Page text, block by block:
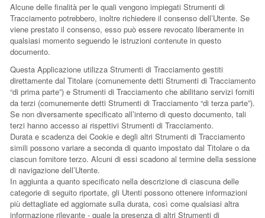
Alcune delle finalità per le quali vengono impiegati Strumenti di
Tracciamento potrebbero, inoltre richiedere il consenso dell’Utente. Se
viene prestato il consenso, esso può essere revocato liberamente in
qualsiasi momento seguendo le istruzioni contenute in questo
documento.
Questa Applicazione utilizza Strumenti di Tracciamento gestiti
direttamente dal Titolare (comunemente detti Strumenti di Tracciamento
“di prima parte”) e Strumenti di Tracciamento che abilitano servizi forniti
da terzi (comunemente detti Strumenti di Tracciamento “di terza parte”).
Se non diversamente specificato all’interno di questo documento, tali
terzi hanno accesso ai rispettivi Strumenti di Tracciamento.
Durata e scadenza dei Cookie e degli altri Strumenti di Tracciamento
simili possono variare a seconda di quanto impostato dal Titolare o da
ciascun fornitore terzo. Alcuni di essi scadono al termine della sessione
di navigazione dell’Utente.
In aggiunta a quanto specificato nella descrizione di ciascuna delle
categorie di seguito riportate, gli Utenti possono ottenere informazioni
più dettagliate ed aggiornate sulla durata, così come qualsiasi altra
informazione rilevante - quale la presenza di altri Strumenti di